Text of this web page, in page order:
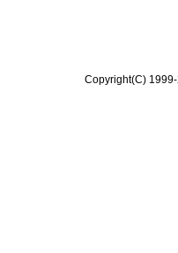
Copyright(C)